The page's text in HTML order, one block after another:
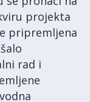
projekta
pripremljena
rad i